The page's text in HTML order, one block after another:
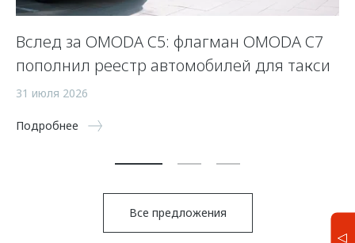
Вслед за OMODA C5: флагман OMODA C7
пополнил реестр автомобилей для такси
31 июля 2026
Подробнее
Все предложения